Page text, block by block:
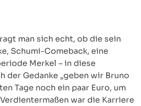
man sich echt, ob die sein
Schumi-Comeback, eine
Merkel – in diese
der Gedanke „geben wir Bruno
Tage noch ein paar Euro, um
Verdientermaßen war die Karriere